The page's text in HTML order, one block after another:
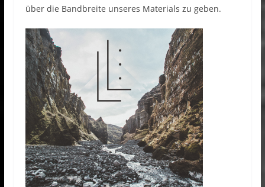
über die Bandbreite unseres Materials zu geben.